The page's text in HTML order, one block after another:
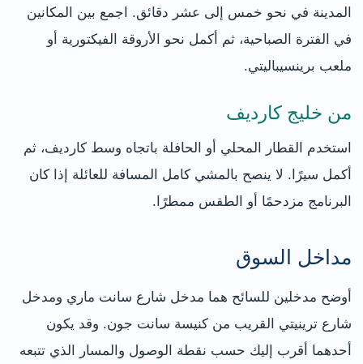
المدينة في نحو خمس إلى عشر دقائق. اجمع بين المكانين
في الفترة الصباحية، ثم أكمل نحو الأروقة الفيكتورية أو
ملعب برينسيباليتي.
من خليج كارديف
استخدم القطار المحلي أو الحافلة باتجاه وسط كارديف، ثم
أكمل سيرًا. لا ينصح بالمشي كامل المسافة للعائلة إذا كان
البرنامج مزدحمًا أو الطقس ممطرًا.
مداخل السوق
أوضح مدخلين للسائح هما مدخل شارع سانت ماري ومدخل
شارع ترينيتي القريب من كنيسة سانت جون. وقد يكون
أحدهما أقرب إليك حسب نقطة الوصول والمسار الذي تتبعه